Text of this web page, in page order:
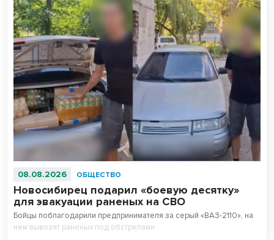
08.08.2026 ОБЩЕСТВО
Новосибирец подарил «боевую десятку»
для эвакуации раненых на СВО
Бойцы поблагодарили предпринимателя за серый «ВАЗ-2110», на
нем вывозят раненых под обстрелами.